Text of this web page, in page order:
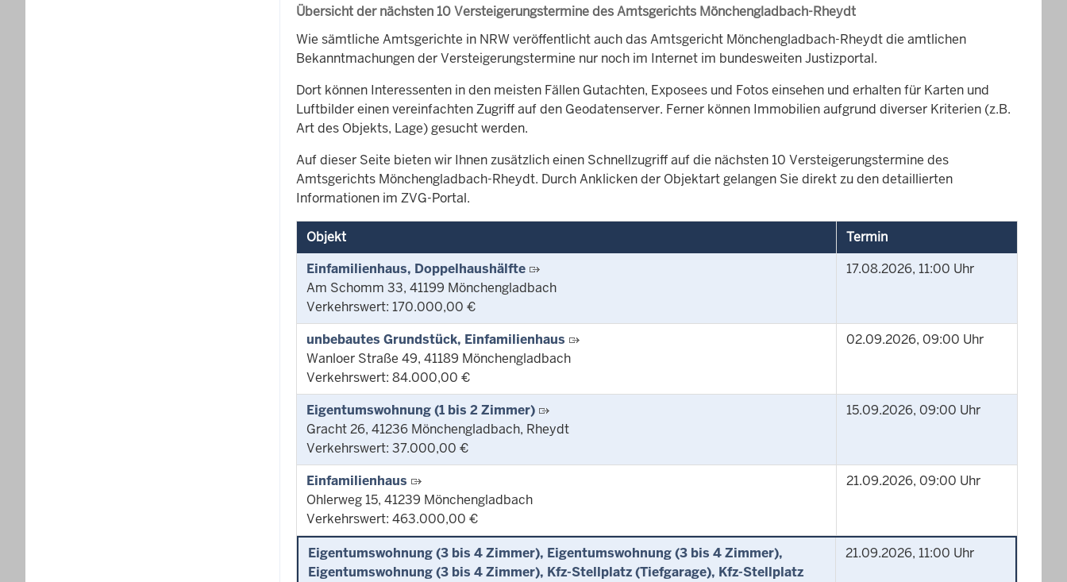
Übersicht der nächsten 10 Versteigerungstermine des Amtsgerichts Mönchengladbach-Rheydt
Wie sämtliche Amtsgerichte in NRW veröffentlicht auch das Amtsgericht Mönchengladbach-Rheydt die amtlichen
Bekanntmachungen der Versteigerungstermine nur noch im Internet im bundesweiten Justizportal.
Dort können Interessenten in den meisten Fällen Gutachten, Exposees und Fotos einsehen und erhalten für Karten und
Luftbilder einen vereinfachten Zugriff auf den Geodatenserver. Ferner können Immobilien aufgrund diverser Kriterien (z.B.
Art des Objekts, Lage) gesucht werden.
Auf dieser Seite bieten wir Ihnen zusätzlich einen Schnellzugriff auf die nächsten 10 Versteigerungstermine des
Amtsgerichts Mönchengladbach-Rheydt. Durch Anklicken der Objektart gelangen Sie direkt zu den detaillierten
Informationen im ZVG-Portal.
Objekt
Termin
Einfamilienhaus, Doppelhaushälfte
Am Schomm 33, 41199 Mönchengladbach
Verkehrswert: 170.000,00 €
17.08.2026, 11:00 Uhr
unbebautes Grundstück, Einfamilienhaus
Wanloer Straße 49, 41189 Mönchengladbach
Verkehrswert: 84.000,00 €
02.09.2026, 09:00 Uhr
Eigentumswohnung (1 bis 2 Zimmer)
Gracht 26, 41236 Mönchengladbach, Rheydt
Verkehrswert: 37.000,00 €
15.09.2026, 09:00 Uhr
Einfamilienhaus
Ohlerweg 15, 41239 Mönchengladbach
Verkehrswert: 463.000,00 €
21.09.2026, 09:00 Uhr
Eigentumswohnung (3 bis 4 Zimmer), Eigentumswohnung (3 bis 4 Zimmer),
Eigentumswohnung (3 bis 4 Zimmer), Kfz-Stellplatz (Tiefgarage), Kfz-Stellplatz
21.09.2026, 11:00 Uhr